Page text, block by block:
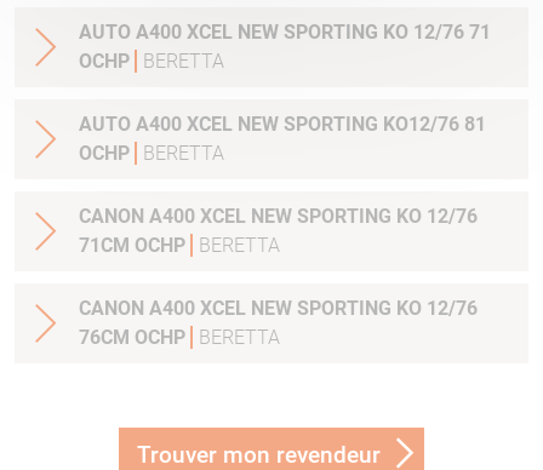
AUTO A400 XCEL NEW SPORTING KO 12/76 71
OCHP
BERETTA
AUTO A400 XCEL NEW SPORTING KO12/76 81
OCHP
BERETTA
CANON A400 XCEL NEW SPORTING KO 12/76
71CM OCHP
BERETTA
CANON A400 XCEL NEW SPORTING KO 12/76
76CM OCHP
BERETTA
Trouver mon revendeur